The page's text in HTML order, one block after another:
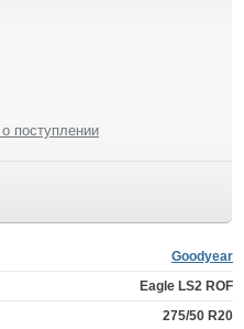
поступлении
Goodyear
Eagle LS2 ROF
275/50 R20